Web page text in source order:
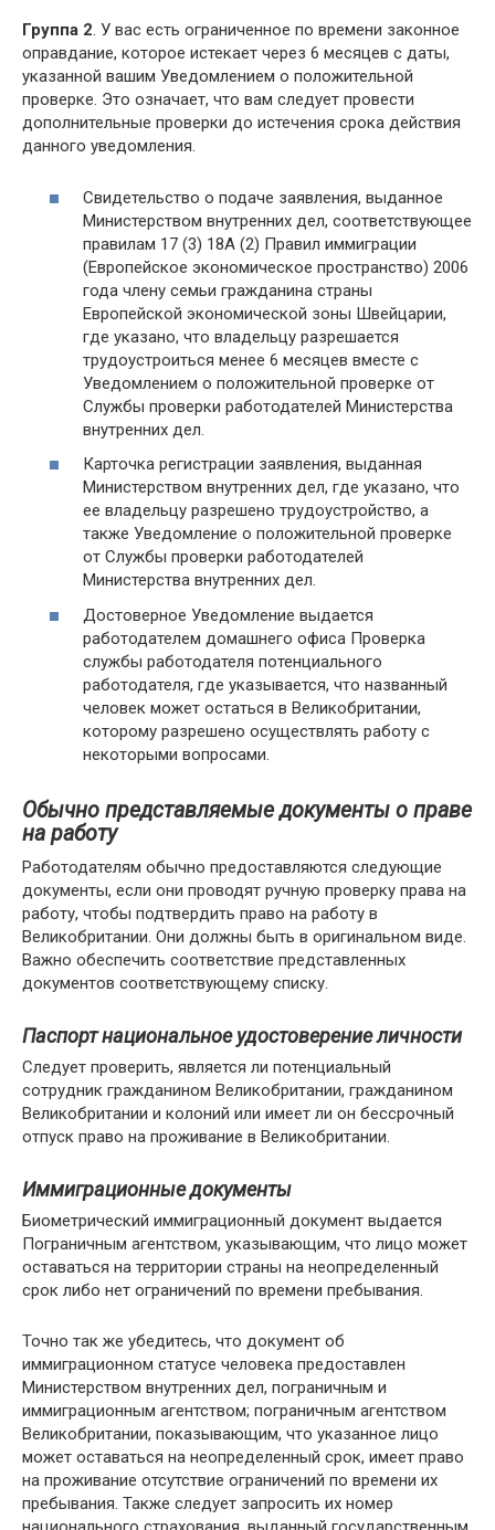
Группа 2. У вас есть ограниченное по времени законное
оправдание, которое истекает через 6 месяцев с даты,
указанной вашим Уведомлением о положительной
проверке. Это означает, что вам следует провести
дополнительные проверки до истечения срока действия
данного уведомления.
Свидетельство о подаче заявления, выданное
Министерством внутренних дел, соответствующее
правилам 17 (3) 18A (2) Правил иммиграции
(Европейское экономическое пространство) 2006
года члену семьи гражданина страны
Европейской экономической зоны Швейцарии,
где указано, что владельцу разрешается
трудоустроиться менее 6 месяцев вместе с
Уведомлением о положительной проверке от
Службы проверки работодателей Министерства
внутренних дел.
Карточка регистрации заявления, выданная
Министерством внутренних дел, где указано, что
ее владельцу разрешено трудоустройство, а
также Уведомление о положительной проверке
от Службы проверки работодателей
Министерства внутренних дел.
Достоверное Уведомление выдается
работодателем домашнего офиса Проверка
службы работодателя потенциального
работодателя, где указывается, что названный
человек может остаться в Великобритании,
которому разрешено осуществлять работу с
некоторыми вопросами.
Обычно представляемые документы о праве
на работу
Работодателям обычно предоставляются следующие
документы, если они проводят ручную проверку права на
работу, чтобы подтвердить право на работу в
Великобритании. Они должны быть в оригинальном виде.
Важно обеспечить соответствие представленных
документов соответствующему списку.
Паспорт национальное удостоверение личности
Следует проверить, является ли потенциальный
сотрудник гражданином Великобритании, гражданином
Великобритании и колоний или имеет ли он бессрочный
отпуск право на проживание в Великобритании.
Иммиграционные документы
Биометрический иммиграционный документ выдается
Пограничным агентством, указывающим, что лицо может
оставаться на территории страны на неопределенный
срок либо нет ограничений по времени пребывания.
Точно так же убедитесь, что документ об
иммиграционном статусе человека предоставлен
Министерством внутренних дел, пограничным и
иммиграционным агентством; пограничным агентством
Великобритании, показывающим, что указанное лицо
может оставаться на неопределенный срок, имеет право
на проживание отсутствие ограничений по времени их
пребывания. Также следует запросить их номер